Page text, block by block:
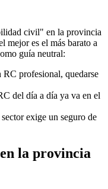
civil" en la provincia
mejor es el más barato a
guía neutral:
profesional, quedarse
del día a día ya va en el
exige un seguro de
la provincia